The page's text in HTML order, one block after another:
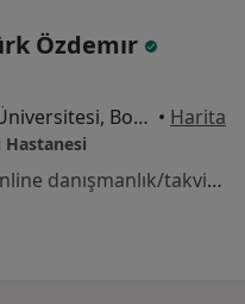
Özdemır
Kazımdirik Mah. No 9 Ege Üniversitesi, Bornova • Harita
Hastanesi
Bu uzman ilgili adres için online danışmanlık/takvim sunmuyor.